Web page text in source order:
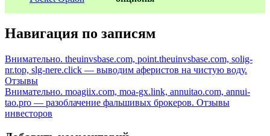
Навигация по записям
Внимательно. theuinvsbase.com, point.theuinvsbase.com, solig-
nr.top, slg-nere.click — выводим аферистов на чистую воду.
Отзывы
Внимательно. moagiix.com, moa-gx.link, annuitao.com, annui-
tao.pro — разоблачение фальшивых брокеров. Отзывы
инвесторов